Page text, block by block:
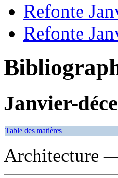
Refonte
Refonte
Janvier-
Table des matières
Architecture